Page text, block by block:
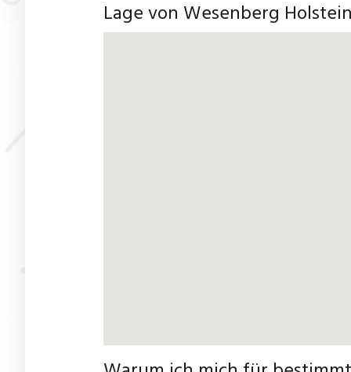
Lage von Wesenberg Holstein